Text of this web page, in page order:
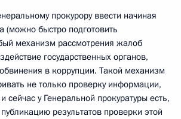
прокурору ввести начиная
(можно быстро подготовить
механизм рассмотрения жалоб
государственных органов,
в коррупции. Такой механизм
не только проверку информации,
сейчас у Генеральной прокуратуры есть,
результатов проверки этой